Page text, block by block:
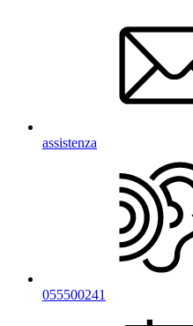
assistenza
055500241